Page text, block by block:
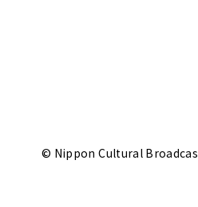
© Nippon Cultural